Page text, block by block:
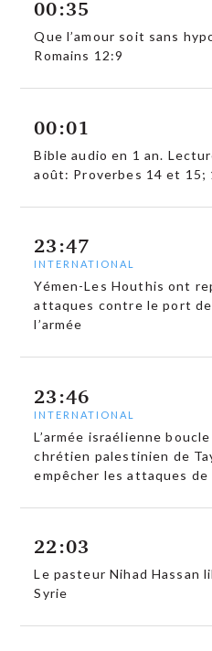
00:35
Que l’amour soit sans
Romains 12:9
00:01
Bible audio en 1 an.
août: Proverbes 14 et 15;
23:47
INTERNATIONAL
Yémen-Les Houthis ont
attaques contre le port
l’armée
23:46
INTERNATIONAL
L’armée israélienne
chrétien palestinien de
empêcher les attaques de
22:03
Le pasteur Nihad Hassan
Syrie